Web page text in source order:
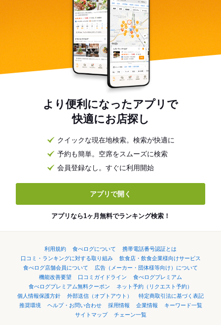
より便利になったアプリで
快適にお店探し
クイックな現在地検索。検索が快適に
予約も簡単。空席をスムーズに検索
会員登録なし。すぐに利用開始
アプリで開く
アプリなら1ヶ月無料でランキング検索！
利用規約 食べログについて
携帯電話番号認証とは
口コミ・ランキングに対する取り組み
飲食店・飲食企業様向けサービス
食べログ店舗会員について
広告（メーカー・団体様等向け）について
機能改善要望
口コミガイドライン
食べログプレミアム
食べログプレミアム無料クーポン
ネット予約（リクエスト予約）
個人情報保護方針
外部送信（オプトアウト）
特定商取引法に基づく表記
推奨環境
ヘルプ・お問い合わせ 採用情報 企業情報
キーワード一覧
サイトマップ
チェーン一覧